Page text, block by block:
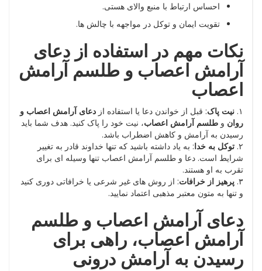
احساس ارتباط با منبع والای هستی.
تقویت ایمان و توکل در مواجهه با چالش ها.
نکات مهم در استفاده از دعای
آرامش اعصاب و طلسم آرامش
اعصاب
۱. نیت پاک: قبل از خواندن دعا یا استفاده از دعای آرامش اعصاب و
روان و طلسم آرامش اعصاب، نیت خود را پاک کنید. هدف شما باید
رسیدن به آرامش و کاهش اضطراب باشد.
۲. توکل به خدا: به یاد داشته باشید که تنها خداوند قادر به تغییر
شرایط است. دعا و طلسم آرامش اعصاب تنها وسیله ای برای
تقرب به او هستند.
۳. پرهیز از خرافات: از روش های غیر شرعی یا خرافاتی دوری کنید
و تنها به متون معتبر مذهبی اعتماد نمایید.
دعای آرامش اعصاب و طلسم
آرامش اعصاب، راهی برای
رسیدن به آرامش درونی